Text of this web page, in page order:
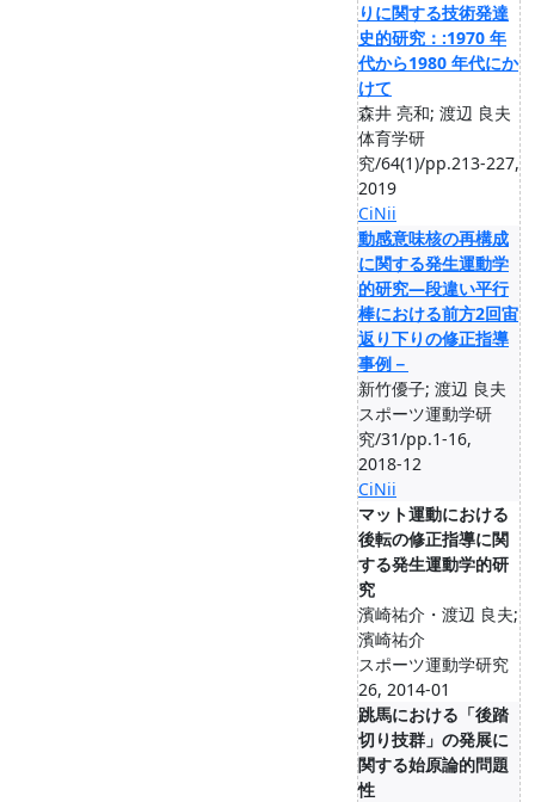
りに関する技術発達
史的研究：:1970 年
代から1980 年代にか
けて
森井 亮和; 渡辺 良夫
体育学研
究/64(1)/pp.213-227,
2019
CiNii
動感意味核の再構成
に関する発生運動学
的研究―段違い平行
棒における前方2回宙
返り下りの修正指導
事例－
新竹優子; 渡辺 良夫
スポーツ運動学研
究/31/pp.1-16,
2018-12
CiNii
マット運動における
後転の修正指導に関
する発生運動学的研
究
濱崎祐介・渡辺 良夫;
濱崎祐介
スポーツ運動学研究
26, 2014-01
跳馬における「後踏
切り技群」の発展に
関する始原論的問題
性